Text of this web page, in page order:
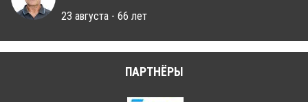
23 августа - 66 лет
ПАРТНЁРЫ